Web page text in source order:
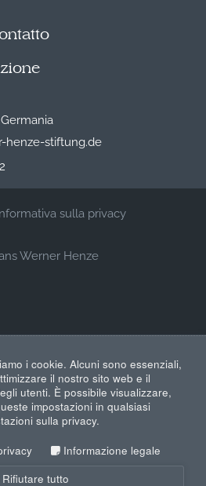
henze-stiftung.de
sulla privacy
Werner Henze
i cookie. Alcuni sono essenziali,
il nostro sito web e il
utenti. È possibile visualizzare,
impostazioni in qualsiasi
sulla privacy.
Informazione legale
Rifiutare tutto